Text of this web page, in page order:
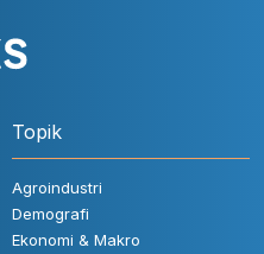
Topik
Agroindustri
Demografi
Ekonomi & Makro